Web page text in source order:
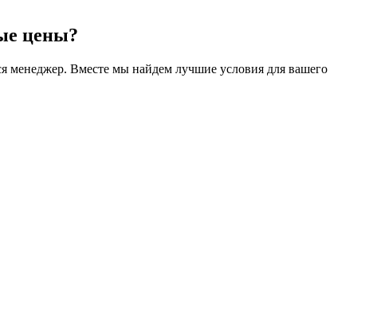
цены?
менеджер. Вместе мы найдем лучшие условия для вашего